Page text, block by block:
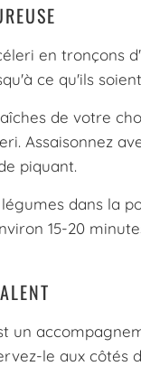
en tronçons
ce qu'ils
de votre
Assaisonnez
piquant.
dans la
15-20
un
le aux